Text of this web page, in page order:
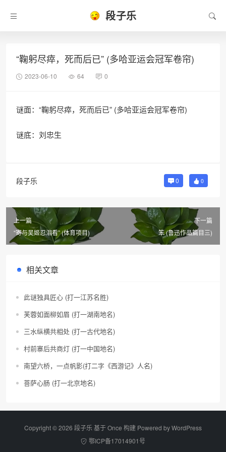
段子乐
“鞠躬尽瘁，死而后已” (多哈亚运会冠军卷帘)
2023-06-10 64 0
谜面：“鞠躬尽瘁，死而后已” (多哈亚运会冠军卷帘)
谜底：刘忠生
段子乐 0 0
上一篇
“寄与吴姬忍泪看” (体育项目)
下一篇
笨 (鲁迅作品篇目三)
相关文章
此谜独具匠心 (打一江苏名胜)
芙蓉如面柳如眉 (打一湖南地名)
三水纵横共相处 (打一古代地名)
村前寨后共商灯 (打一中国地名)
南望六桥，一点帆影(打二字《西游记》人名)
菩萨心肠 (打一北京地名)
Copyright © 2026 段子乐 基于 Once 构建 Powered byWordPress
鄂ICP备17014901号